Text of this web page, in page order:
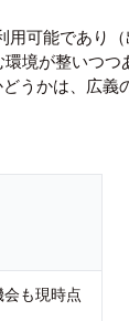
可能であり
境が整いつ
かは、広義
も現時点